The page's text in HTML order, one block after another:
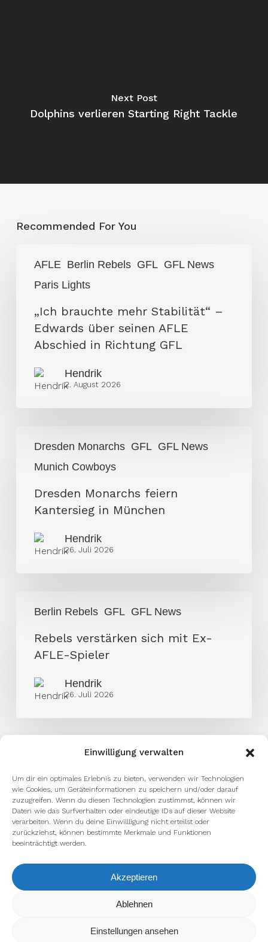
Einwilligung verwalten
Um dir ein optimales Erlebnis zu bieten, verwenden wir Technologien
wie Cookies, um Geräteinformationen zu speichern und/oder darauf
zuzugreifen. Wenn du diesen Technologien zustimmst, können wir
Daten wie das Surfverhalten oder eindeutige IDs auf dieser Website
verarbeiten. Wenn du deine Einwillligung nicht erteilst oder
zurückziehst, können bestimmte Merkmale und Funktionen
beeinträchtigt werden.
Akzeptieren
Ablehnen
Einstellungen ansehen
Next Post
Dolphins verlieren Starting Right Tackle
Recommended For You
AFLE Berlin Rebels GFL GFL News
Paris Lights
brauchte
mehr
Stabilität“
Edwards
seinen
AFLE
Abschied
Richtung
„Ich brauchte mehr Stabilität“ –
Edwards über seinen AFLE
Abschied in Richtung GFL
Hendrik
2. August 2026
Dresden Monarchs GFL GFL News
Munich Cowboys
Monarchs
feiern
Dresden Monarchs feiern
Kantersieg in München
Hendrik
26. Juli 2026
Berlin Rebels GFL GFL News
verstärken
AFLE-
Rebels verstärken sich mit Ex-
AFLE-Spieler
Hendrik
26. Juli 2026
Wir verwenden Cookies, um dir die bestmögliche Erfahrung auf
kannst du erfahren, welche Cookies wir
verwenden oder sie ausschalten.